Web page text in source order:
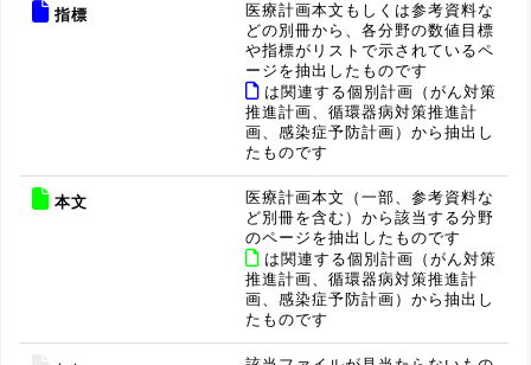
指標
医療計画本文もしくは参考資料な
どの別冊から、各分野の数値目標
や指標がリストで示されているペ
ージを抽出したものです
は関連する個別計画（がん対策
推進計画、循環器病対策推進計
画、感染症予防計画）から抽出し
たものです
本文
医療計画本文（一部、参考資料な
ど別冊を含む）から該当する分野
のページを抽出したものです
は関連する個別計画（がん対策
推進計画、循環器病対策推進計
画、感染症予防計画）から抽出し
たものです